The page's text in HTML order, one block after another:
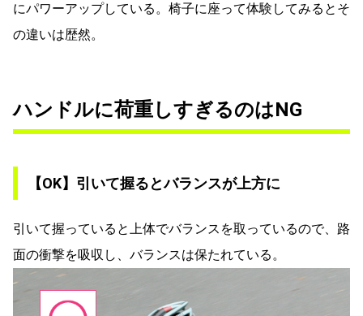
にパワーアップしている。椅子に座って体験してみるとそ
の違いは歴然。
ハンドルに荷重しすぎるのはNG
【OK】引いて握るとバランスが上方に
引いて握っていると上体でバランスを取っているので、路
面の衝撃を吸収し、バランスは保たれている。